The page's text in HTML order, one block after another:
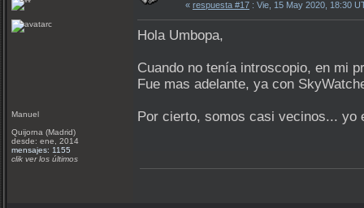
Manuel
Quijorna (Madrid)
desde: ene, 2014
mensajes: 1155
clik ver los últimos
« respuesta #17 : Vie, 15 May 2020, 18:30
Hola Umbopa,
Cuando no tenía introscopio, en mi
Fue mas adelante, ya con
Por cierto, somos casi vecinos... yo